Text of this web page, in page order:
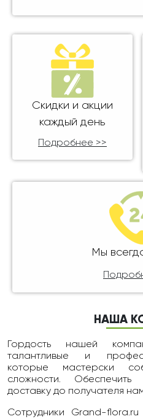
Скидки и акции
каждый день
Подробнее >>
Мы
НАША
Гордость нашей
талантливые и
которые мастерски
сложности.
доставку до получателя
Сотрудники Grand-